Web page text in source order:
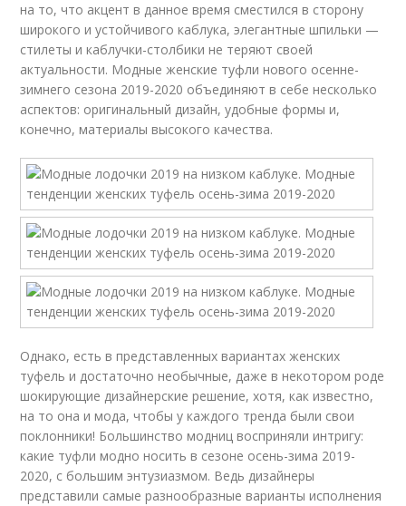
на то, что акцент в данное время сместился в сторону
широкого и устойчивого каблука, элегантные шпильки —
стилеты и каблучки-столбики не теряют своей
актуальности. Модные женские туфли нового осенне-
зимнего сезона 2019-2020 объединяют в себе несколько
аспектов: оригинальный дизайн, удобные формы и,
конечно, материалы высокого качества.
Однако, есть в представленных вариантах женских
туфель и достаточно необычные, даже в некотором роде
шокирующие дизайнерские решение, хотя, как известно,
на то она и мода, чтобы у каждого тренда были свои
поклонники! Большинство модниц восприняли интригу:
какие туфли модно носить в сезоне осень-зима 2019-
2020, с большим энтузиазмом. Ведь дизайнеры
представили самые разнообразные варианты исполнения